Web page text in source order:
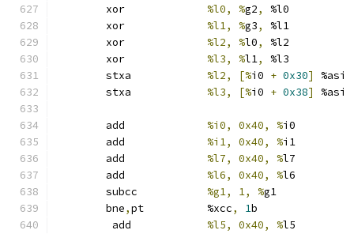
%l0, %g2,
%l0
%l1, %g3,
%l1
%l2, %l0,
%l2
%l3, %l1,
%l3
%l2, [%i0 + 0x30]
%asi
%l3, [%i0 + 0x38] %asi
%i0, 0x40, %i0
%i1, 0x40, %i1
%l7, 0x40, %l7
%l6, 0x40, %l6
%g1, 1, %g1
	bne
, pt		%xcc, 1b
%l5, 0x40, %l5